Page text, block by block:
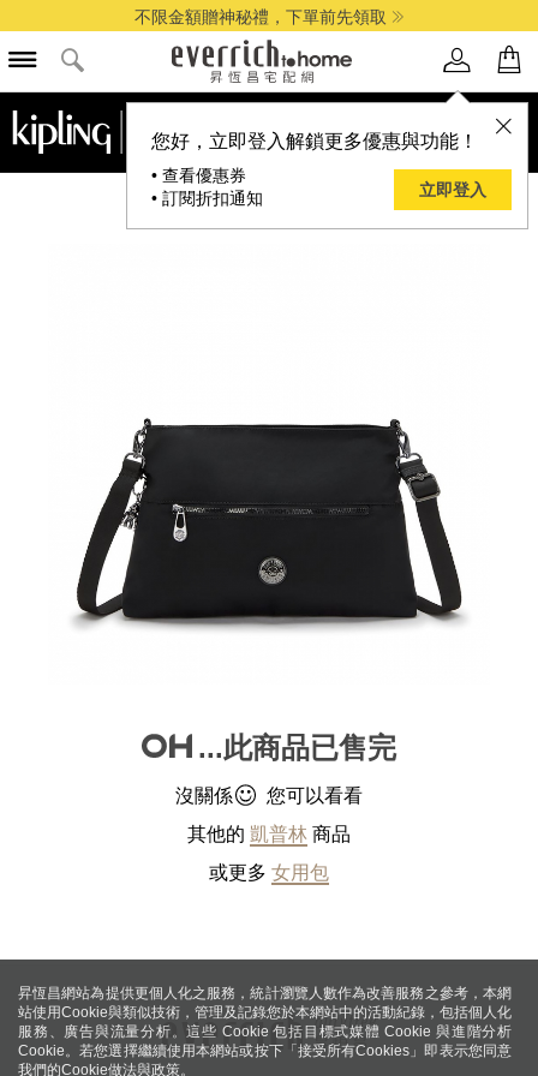
不限金額贈神秘禮，下單前先領取
您好，立即登入解鎖更多優惠與功能！
• 查看優惠券
• 訂閱折扣通知
立即登入
品牌選單
...此商品已售完
沒關係
您可以看看
其他的 凱普林 商品
或更多 女用包
昇恆昌網站為提供更個人化之服務，統計瀏覽人數作為改善服務之參考，本網
站使用Cookie與類似技術，管理及記錄您於本網站中的活動紀錄，包括個人化
服務、廣告與流量分析。這些 Cookie 包括目標式媒體 Cookie 與進階分析
Cookie。若您選擇繼續使用本網站或按下「接受所有Cookies」即表示您同意
我們的Cookie做法與政策。